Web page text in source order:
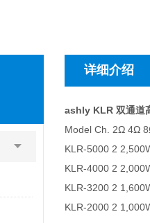
详细介绍
ashly KLR 双通道
Model Ch. 2Ω 4Ω
KLR-5000 2
KLR-4000 2
KLR-3200 2
KLR-2000 2